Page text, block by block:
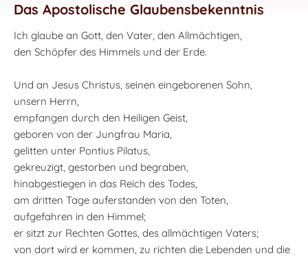
Das Apostolische Glaubensbekenntnis
Ich glaube an Gott, den Vater, den Allmächtigen,
den Schöpfer des Himmels und der Erde.
Und an Jesus Christus, seinen eingeborenen Sohn,
unsern Herrn,
empfangen durch den Heiligen Geist,
geboren von der Jungfrau Maria,
gelitten unter Pontius Pilatus,
gekreuzigt, gestorben und begraben,
hinabgestiegen in das Reich des Todes,
am dritten Tage auferstanden von den Toten,
aufgefahren in den Himmel;
er sitzt zur Rechten Gottes, des allmächtigen Vaters;
von dort wird er kommen, zu richten die Lebenden und die